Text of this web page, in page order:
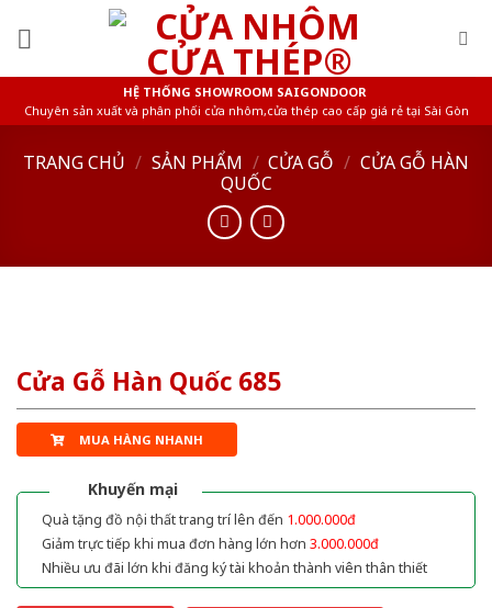
HỆ THỐNG SHOWROOM SAIGONDOOR
Chuyên sản xuất và phân phối cửa nhôm,cửa thép cao cấp giá rẻ tại Sài Gòn
TRANG CHỦ / SẢN PHẨM / CỬA GỖ / CỬA GỖ HÀN
QUỐC
Cửa Gỗ Hàn Quốc 685
MUA HÀNG NHANH
Khuyến mại
Quà tặng đồ nội thất trang trí lên đến 1.000.000đ
Giảm trực tiếp khi mua đơn hàng lớn hơn 3.000.000đ
Nhiều ưu đãi lớn khi đăng ký tài khoản thành viên thân thiết